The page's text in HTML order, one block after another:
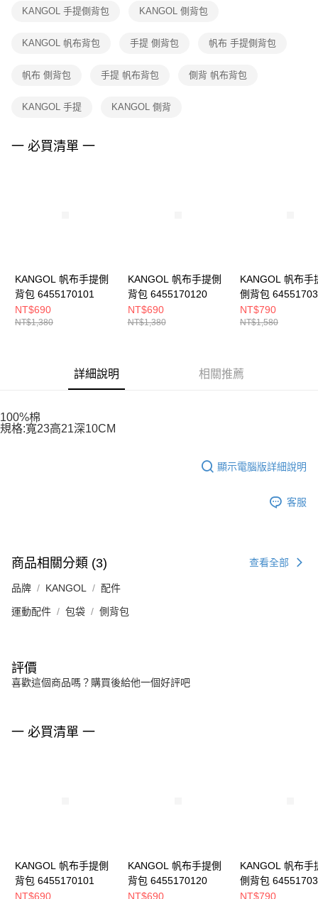
客戶支援中心」https://netprotections.freshdesk.com/support/home
１．透過由恩沛科技股份有限公司提供之「AFTEE先享後付」服務完成之交
權轉讓予恩沛科技股份有限公司。
３．未成年的使用者請事先徵得法定代理人或監護人之同意方可使用
４．使用「AFTEE先享後付」時，將依據個別帳號之用戶狀況，依本公司即
KANGOL 手提側背包 KANGOL 側背包
KANGOL 帆布背包 手提 側背包 帆布 手提側背包
帆布 側背包 手提 帆布背包 側背 帆布背包
KANGOL 手提 KANGOL 側背
一 必買清單 一
KANGOL 帆布手提側
背包 6455170101
NT$690
NT$1,380
KANGOL 帆布手提側
背包 6455170120
NT$690
NT$1,380
KANGOL 帆布手
側背包
NT$790
NT$1,580
詳細說明 相關推薦
100%棉
規格:寬23高21深10CM
顯示電腦版詳細說明
客服
商品相關分類 (3) 查看全部
品牌 KANGOL 配件
運動配件 包袋 側背包
評價
喜歡這個商品嗎？購買後給他一個好評吧
一 必買清單 一
KANGOL 帆布手提側
背包 6455170101
NT$690
KANGOL 帆布手提側
背包 6455170120
NT$690
KANGOL 帆布手
側背包
NT$790